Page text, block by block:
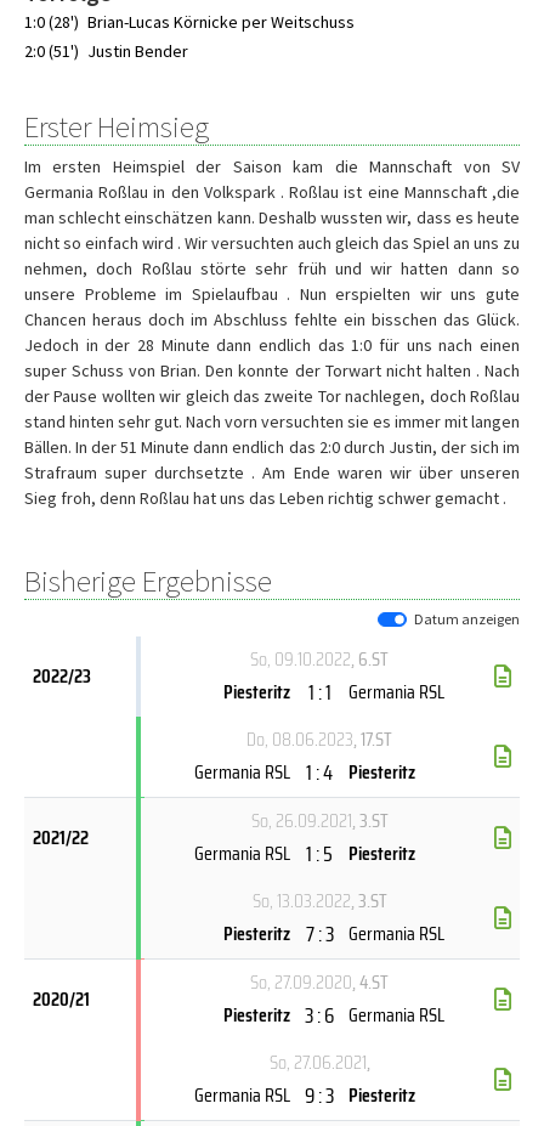
1:0 (28') Brian-Lucas Körnicke per Weitschuss
2:0 (51') Justin Bender
Erster Heimsieg
Im ersten Heimspiel der Saison kam die Mannschaft von SV
Germania Roßlau in den Volkspark . Roßlau ist eine Mannschaft ,die
man schlecht einschätzen kann. Deshalb wussten wir, dass es heute
nicht so einfach wird . Wir versuchten auch gleich das Spiel an uns zu
nehmen, doch Roßlau störte sehr früh und wir hatten dann so
unsere Probleme im Spielaufbau . Nun erspielten wir uns gute
Chancen heraus doch im Abschluss fehlte ein bisschen das Glück.
Jedoch in der 28 Minute dann endlich das 1:0 für uns nach einen
super Schuss von Brian. Den konnte der Torwart nicht halten . Nach
der Pause wollten wir gleich das zweite Tor nachlegen, doch Roßlau
stand hinten sehr gut. Nach vorn versuchten sie es immer mit langen
Bällen. In der 51 Minute dann endlich das 2:0 durch Justin, der sich im
Strafraum super durchsetzte . Am Ende waren wir über unseren
Sieg froh, denn Roßlau hat uns das Leben richtig schwer gemacht .
Bisherige Ergebnisse
Datum anzeigen
2022/23
So, 09.10.2022, 6.ST
Piesteritz
1 : 1
Germania RSL
Do, 08.06.2023, 17.ST
Germania RSL 1 : 4 Piesteritz
2021/22
So, 26.09.2021, 3.ST
Germania RSL 1 : 5 Piesteritz
So, 13.03.2022, 3.ST
Piesteritz 7 : 3 Germania RSL
2020/21
So, 27.09.2020, 4.ST
Piesteritz 3 : 6 Germania RSL
So, 27.06.2021,
Germania RSL 9 : 3 Piesteritz